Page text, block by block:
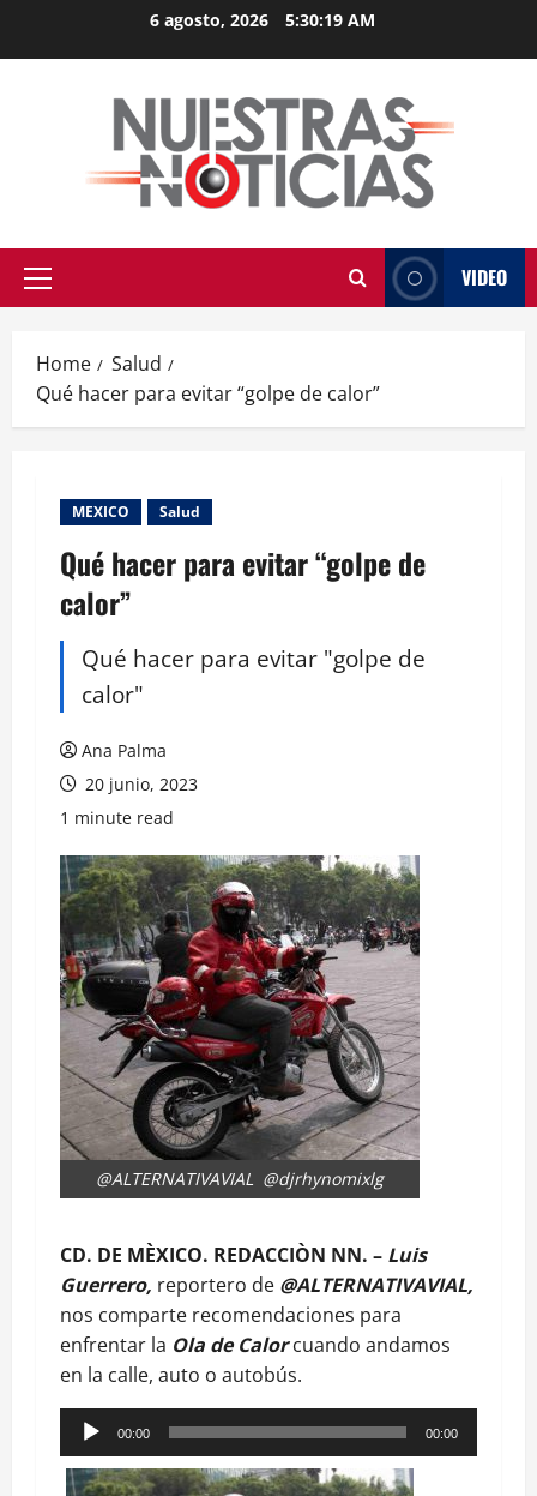
6 agosto, 2026 5:30:20 AM
Primary
VIDEO
Home
Salud
Qué hacer para evitar “golpe de calor”
MEXICO Salud
Qué hacer para evitar “golpe de
calor”
Qué hacer para evitar "golpe de
calor"
Ana Palma
20 junio, 2023
1 minute read
@ALTERNATIVAVIAL @djrhynomixlg
CD. DE MÈXICO. REDACCIÒN NN. – Luis
Guerrero, reportero de @ALTERNATIVAVIAL,
nos comparte recomendaciones para
enfrentar la Ola de Calorcuando andamos
en la calle, auto o autobús.
Reproductor
de
audio
00:00 00:00